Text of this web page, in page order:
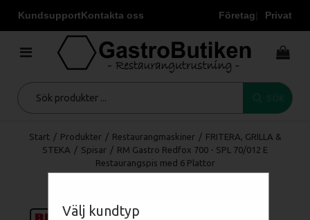
KundsupportKontakta oss Företag Privat
Välj kundtyp
Start / Produkter / Restaurangmaskiner / FRITERA, GRILLA &
STEKA / Spisar / RM Gastro Redfox 700 - SPL 70/012 E
Restaurangspis med 6 Plattor